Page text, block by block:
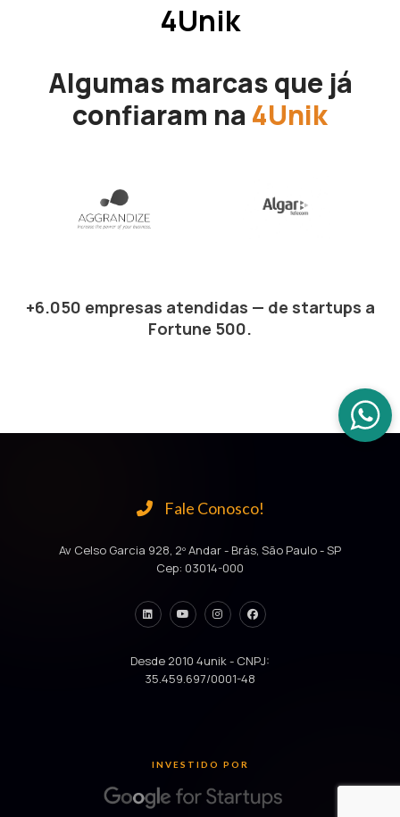
4Unik
Algumas marcas que já
confiaram na 4Unik
+6.050 empresas atendidas — de startups a
Fortune 500.
Fale Conosco!
Av Celso Garcia 928, 2º Andar - Brás, São Paulo - SP
Cep: 03014-000
Desde 2010 4unik - CNPJ:
35.459.697/0001-48
INVESTIDO POR